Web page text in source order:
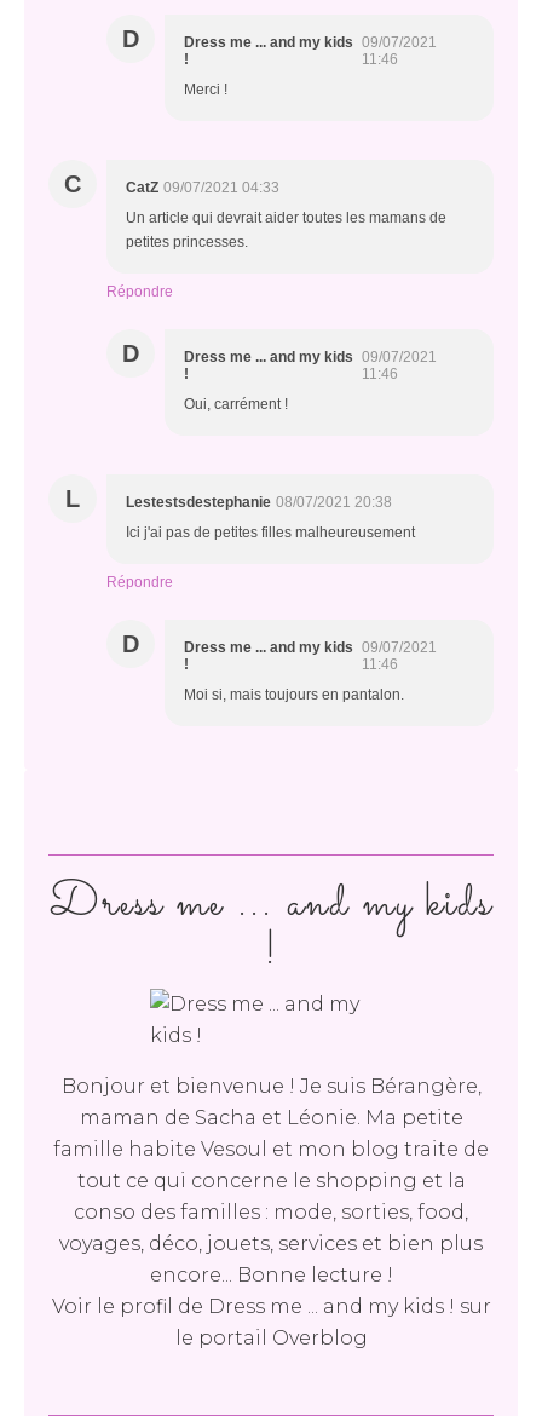
D
Dress me ... and my kids
!
09/07/2021
11:46
Merci !
C CatZ 09/07/2021 04:33
Un article qui devrait aider toutes les mamans de
petites princesses.
Répondre
D
Dress me ... and my kids
!
09/07/2021
11:46
Oui, carrément !
L Lestestsdestephanie 08/07/2021 20:38
Ici j'ai pas de petites filles malheureusement
Répondre
D
Dress me ... and my kids
!
09/07/2021
11:46
Moi si, mais toujours en pantalon.
Dress me ... and my kids
!
Bonjour et bienvenue ! Je suis Bérangère,
maman de Sacha et Léonie. Ma petite
famille habite Vesoul et mon blog traite de
tout ce qui concerne le shopping et la
conso des familles : mode, sorties, food,
voyages, déco, jouets, services et bien plus
encore... Bonne lecture !
Voir le profil de Dress me ... and my kids ! sur
le portail Overblog